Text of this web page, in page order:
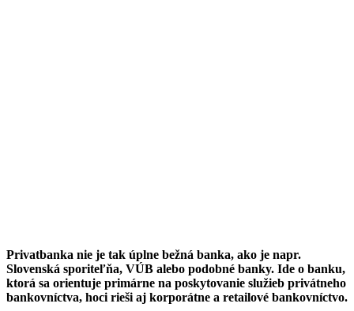
Privatbanka nie je tak úplne bežná banka, ako je napr.
Slovenská sporiteľňa, VÚB alebo podobné banky. Ide o banku,
ktorá sa orientuje primárne na poskytovanie služieb privátneho
bankovníctva, hoci rieši aj korporátne a retailové bankovníctvo.